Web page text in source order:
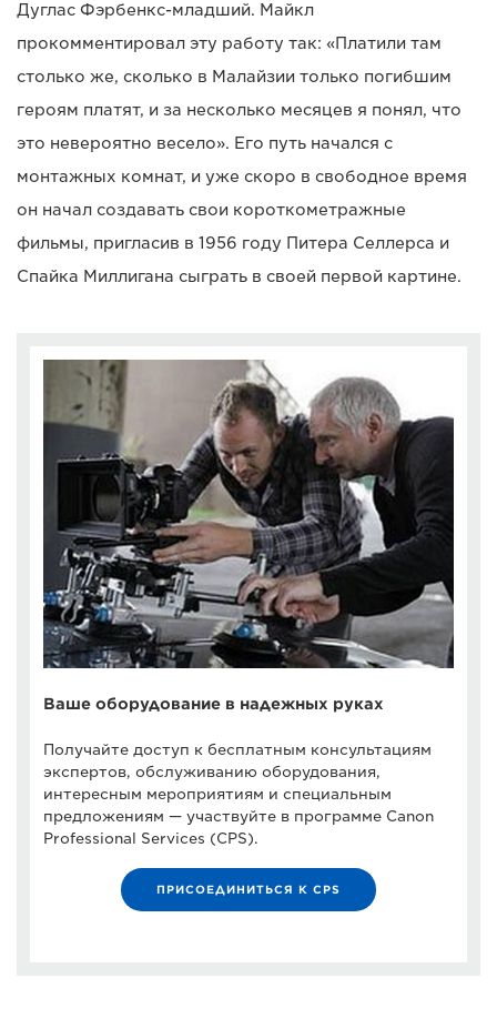
Дуглас Фэрбенкс-младший. Майкл
прокомментировал эту работу так: «Платили там
столько же, сколько в Малайзии только погибшим
героям платят, и за несколько месяцев я понял, что
это невероятно весело». Его путь начался с
монтажных комнат, и уже скоро в свободное время
он начал создавать свои короткометражные
фильмы, пригласив в 1956 году Питера Селлерса и
Спайка Миллигана сыграть в своей первой картине.
Ваше оборудование в надежных руках
Получайте доступ к бесплатным консультациям
экспертов, обслуживанию оборудования,
интересным мероприятиям и специальным
предложениям — участвуйте в программе Canon
Professional Services (CPS).
ПРИСОЕДИНИТЬСЯ К CPS